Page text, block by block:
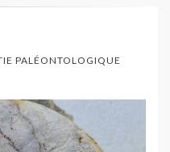
PALÉONTOLOGIQUE